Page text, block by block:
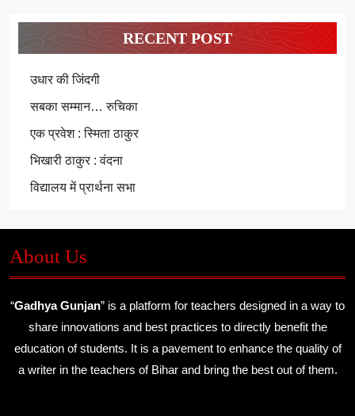
RECENT POST
उधार की जिंदगी
सबका सम्मान… रुचिका
एक प्रवेश : स्मिता ठाकुर
भिखारी ठाकुर : वंदना
विद्यालय में प्रार्थना सभा
About Us
“Gadhya Gunjan” is a platform for teachers designed in a way to
share innovations and best practices to directly benefit the
education of students. It is a pavement to enhance the quality of
a writer in the teachers of Bihar and bring the best out of them.